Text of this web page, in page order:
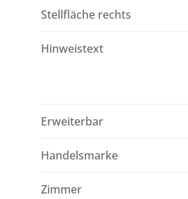
Stellfläche rechts
Hinweistext
Erweiterbar
Handelsmarke
Zimmer